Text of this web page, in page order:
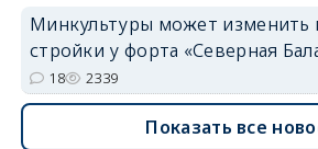
Минкультуры может изменить
стройки у форта «Северная
18 2339
Показать все